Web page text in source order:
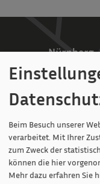
Beim Besuch unserer
verarbeitet. Mit Ihrer
zum Zweck der
können die hier
Mehr dazu erfahren Sie